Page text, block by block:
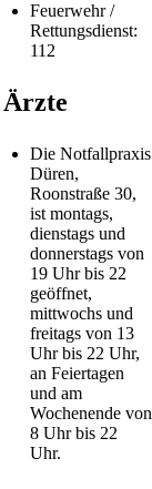
Feuerwehr /
Rettungsdienst:
112
Ärzte
Die Notfallpraxis
Düren,
Roonstraße 30,
ist montags,
dienstags und
donnerstags von
19 Uhr bis 22
geöffnet,
mittwochs und
freitags von 13
Uhr bis 22 Uhr,
an Feiertagen
und am
Wochenende von
8 Uhr bis 22
Uhr.